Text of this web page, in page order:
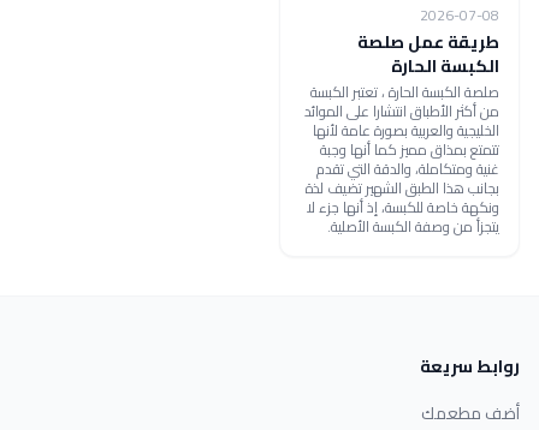
2026-07-08
طريقة عمل صلصة
الكبسة الحارة
صلصة الكبسة الحارة ، تعتبر الكبسة
من أكثر الأطباق انتشارا على الموائد
الخليجية والعربية بصورة عامة لأنها
تتمتع بمذاق مميز كما أنها وجبة
غنية ومتكاملة، والدقة التي تقدم
بجانب هذا الطبق الشهير تضيف لذة
ونكهة خاصة للكبسة، إذ أنها جزء لا
يتجزأ من وصفة الكبسة الأصلية.
روابط سريعة
أضف مطعمك